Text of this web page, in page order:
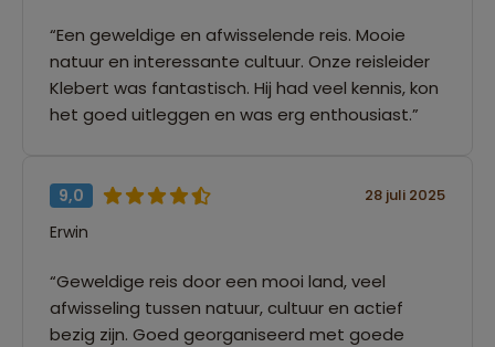
“Een geweldige en afwisselende reis. Mooie
natuur en interessante cultuur. Onze reisleider
Klebert was fantastisch. Hij had veel kennis, kon
het goed uitleggen en was erg enthousiast.”
9,0 28 juli 2025
Erwin
“Geweldige reis door een mooi land, veel
afwisseling tussen natuur, cultuur en actief
bezig zijn. Goed georganiseerd met goede